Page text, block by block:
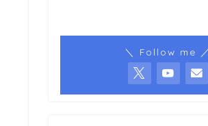
＼ Follow me ／